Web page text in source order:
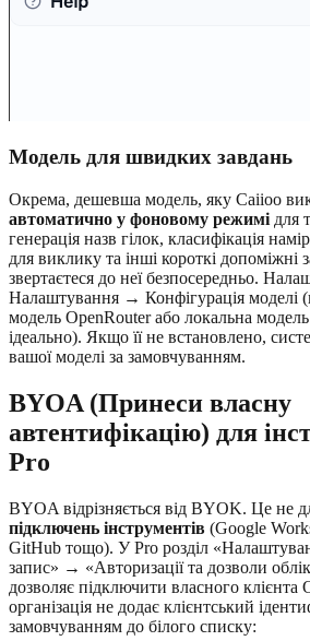
Модель для швидких завдань
Окрема, дешевша модель, яку Caiioo
автоматично у фоновому режимі для
генерація назв гілок, класифікація
для виклику та інші короткі
звертаєтеся до неї безпосередньо.
Налаштування → Конфігурація моделі
модель OpenRouter або локальна
ідеально). Якщо її не встановлено,
вашої моделі за замовчуванням.
BYOA (Принеси власну
автентифікацію) для
Pro
BYOA відрізняється від BYOK. Це не
підключень інструментів (Google
GitHub тощо). У Pro розділ
запис» → «Авторизації та дозволи
дозволяє підключити власного
організація не додає клієнтський
замовчуванням до білого списку: